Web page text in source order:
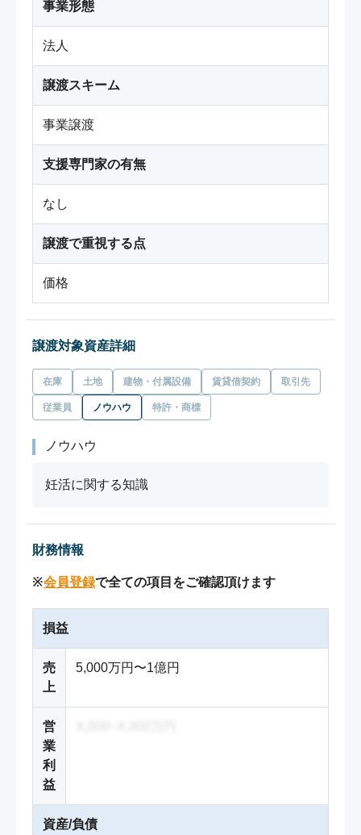
事業形態
法人
譲渡スキーム
事業譲渡
支援専門家の有無
なし
譲渡で重視する点
価格
譲渡対象資産詳細
在庫 土地 建物・付属設備 賃貸借契約 取引先
従業員 ノウハウ 特許・商標
ノウハウ
妊活に関する知識
財務情報
※会員登録で全ての項目をご確認頂けます
損益
売
上
5,000万円〜1億円
営
業
利
益
資産/負債